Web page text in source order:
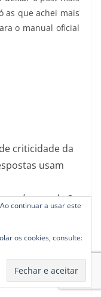
as que achei mais
o manual oficial
criticidade da
usam
número de 0
número de
continuar a usar este
os cookies, consulte: